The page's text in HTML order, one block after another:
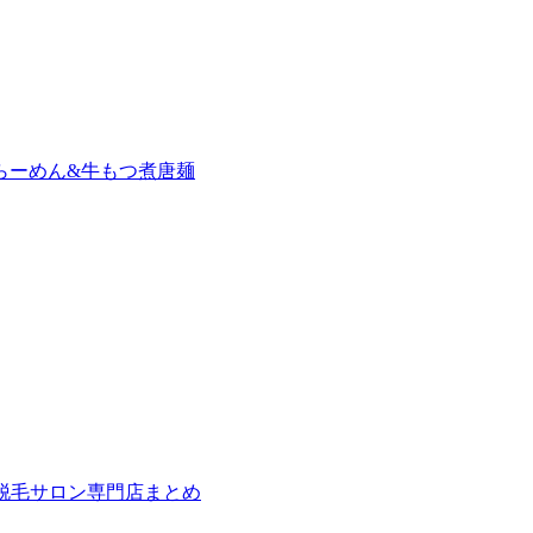
ーめん&牛もつ煮唐麺
毛サロン専門店まとめ